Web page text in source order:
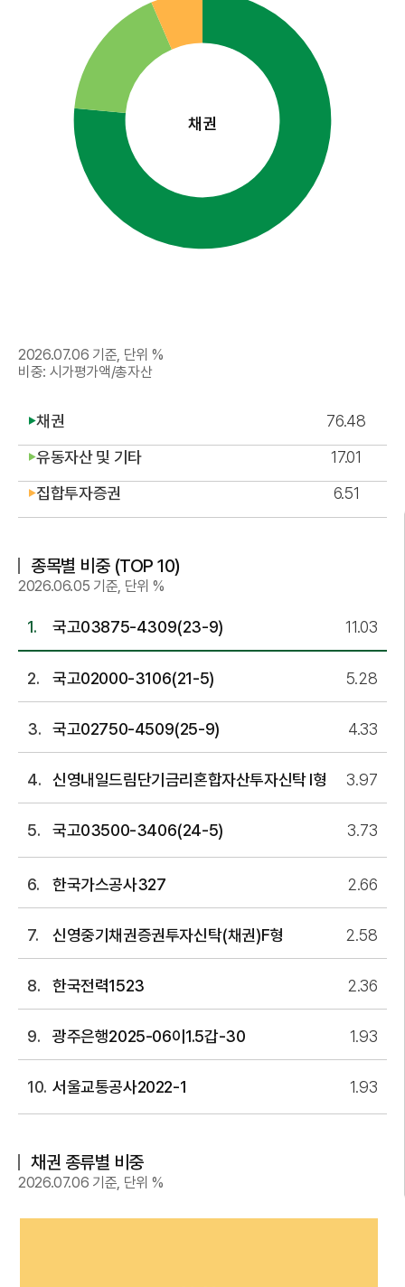
채권
2026.07.06 기준, 단위 %
비중: 시가평가액/총자산
▶채권 76.48
▶유동자산 및 기타 17.01
▶집합투자증권 6.51
종목별 비중 (TOP 10)
2026.06.05 기준, 단위 %
국고03875-4309(23-9) 11.03
국고02000-3106(21-5) 5.28
국고02750-4509(25-9) 4.33
신영내일드림단기금리혼합자산투자신탁 I형 3.97
국고03500-3406(24-5) 3.73
한국가스공사327 2.66
신영중기채권증권투자신탁(채권)F형 2.58
한국전력1523 2.36
광주은행2025-06이1.5갑-30 1.93
서울교통공사2022-1 1.93
채권 종류별 비중
2026.07.06 기준, 단위 %